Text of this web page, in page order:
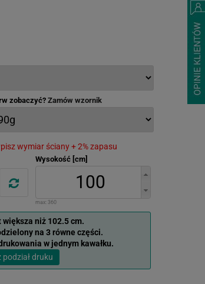
zobaczyć?Zamów wzornik
wymiar ściany + 2% zapasu
Wysokość [cm]
max: 360
niż 102.5 cm.
na 3 równe części.
w jednym kawałku.
podział druku